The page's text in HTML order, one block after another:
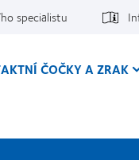
specialistu
ČOČKY A ZRAK